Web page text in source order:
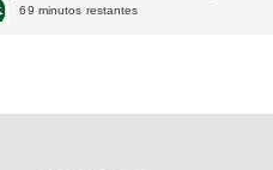
Importação
69 minutos restantes